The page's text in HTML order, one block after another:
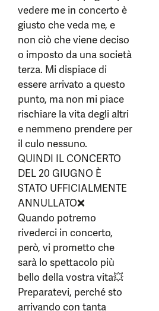
vedere me in concerto è
giusto che veda me, e
non ciò che viene deciso
o imposto da una società
terza. Mi dispiace di
essere arrivato a questo
punto, ma non mi piace
rischiare la vita degli altri
e nemmeno prendere per
il culo nessuno.
QUINDI IL CONCERTO
DEL 20 GIUGNO È
STATO UFFICIALMENTE
ANNULLATO❌
Quando potremo
rivederci in concerto,
però, vi prometto che
sarà lo spettacolo più
bello della vostra vita💥
Preparatevi, perché sto
arrivando con tanta